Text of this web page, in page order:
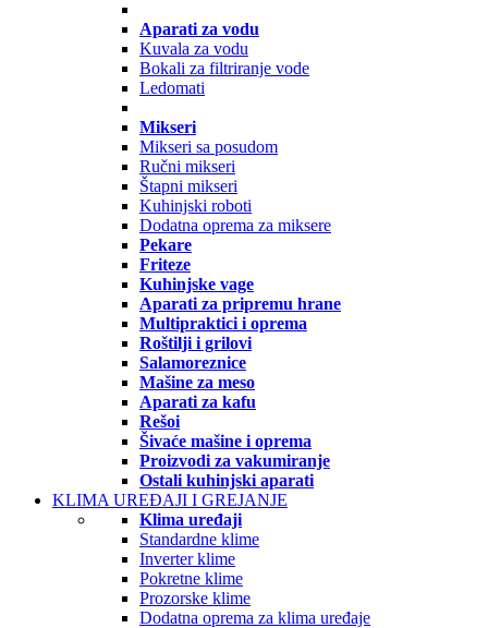
Aparati za vodu
Kuvala za vodu
Bokali za filtriranje vode
Ledomati
Mikseri
Mikseri sa posudom
Ručni mikseri
Štapni mikseri
Kuhinjski roboti
Dodatna oprema za miksere
Pekare
Friteze
Kuhinjske vage
Aparati za pripremu hrane
Multipraktici i oprema
Roštilji i grilovi
Salamoreznice
Mašine za meso
Aparati za kafu
Rešoi
Šivaće mašine i oprema
Proizvodi za vakumiranje
Ostali kuhinjski aparati
KLIMA UREĐAJI I GREJANJE
Klima uređaji
Standardne klime
Inverter klime
Pokretne klime
Prozorske klime
Dodatna oprema za klima uređaje